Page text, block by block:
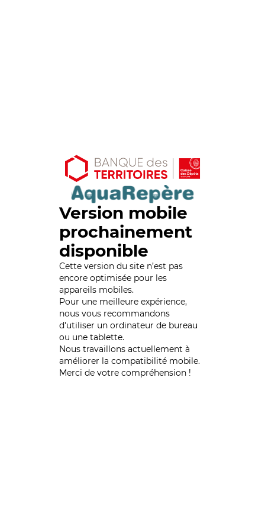
Version mobile
prochainement
disponible
Cette version du site n’est pas
encore optimisée pour les
appareils mobiles.
Pour une meilleure expérience,
nous vous recommandons
d'utiliser un ordinateur de bureau
ou une tablette.
Nous travaillons actuellement à
améliorer la compatibilité mobile.
Merci de votre compréhension !